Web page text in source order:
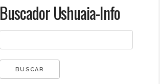
Buscador Ushuaia-Info